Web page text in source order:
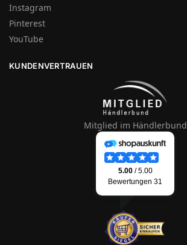
Instagram
Pinterest
YouTube
KUNDENVERTRAUEN
Mitglied im Händlerbund